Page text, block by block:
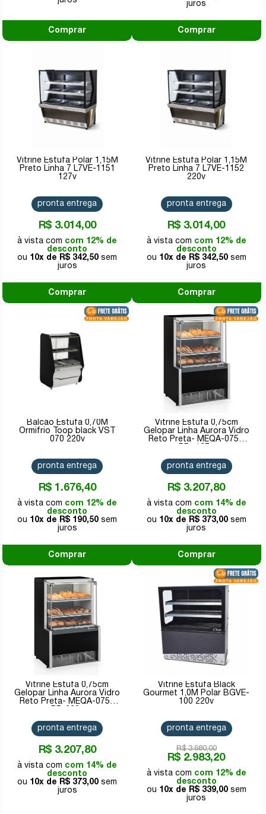
Comprar Comprar
Vitrine Estufa Polar 1,15M
Preto Linha 7 L7VE-1151
127v
R$ 3.014,00
com 12% de
desconto
10x de
R$ 342,50
pronta entrega
Comprar
Vitrine Estufa Polar 1,15M
Preto Linha 7 L7VE-1152
220v
R$ 3.014,00
com 12% de
desconto
10x de
R$ 342,50
pronta entrega
Comprar
Balcão Estufa 0,70M
Ormifrio Toop black VST
070 220v
R$ 1.676,40
com 12% de
desconto
10x de
R$ 190,50
pronta entrega
Comprar
Vitrine Estufa 0,75cm
Gelopar Linha Aurora Vidro
Reto Preta- MEQA-075R
R$ 3.207,80
com 14% de
desconto
10x de
R$ 373,00
pronta entrega
Comprar
Vitrine Estufa 0,75cm
Gelopar Linha Aurora Vidro
Reto Preta- MEQA-075R
R$ 3.207,80
com 14% de
desconto
10x de
R$ 373,00
pronta entrega
Vitrine Estufa Black
Gourmet 1,0M Polar BGVE-
100 220v
R$ 2.983,20
com 12% de
desconto
R$ 3.680,00
10x de R$ 339,00
pronta entrega